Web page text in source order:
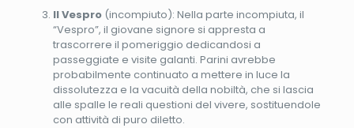
Il Vespro(incompiuto): Nella parte incompiuta, il
“Vespro”, il giovane signore si appresta a
trascorrere il pomeriggio dedicandosi a
passeggiate e visite galanti. Parini avrebbe
probabilmente continuato a mettere in luce la
dissolutezza e la vacuità della nobiltà, che si lascia
alle spalle le reali questioni del vivere, sostituendole
con attività di puro diletto.